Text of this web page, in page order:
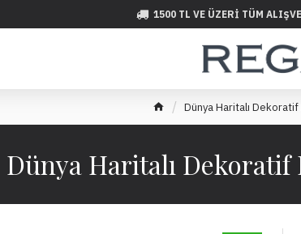
1500 TL VE ÜZERI TÜM
Dünya Haritalı
Dünya Haritalı Dekoratif